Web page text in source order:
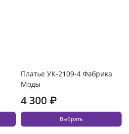
Платье УК-2109-4 Фабрика
Моды
4 300 ₽
Выбрать